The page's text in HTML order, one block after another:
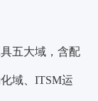
五大域，含配
域、ITSM运